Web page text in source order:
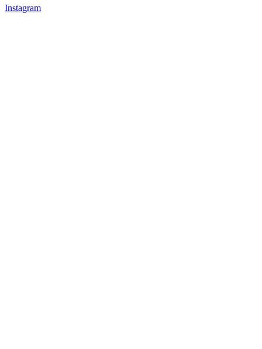
Instagram